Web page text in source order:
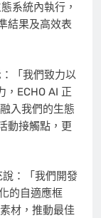
系統內執行，
結果及高效表
「我們致力以
ECHO AI 正
入我們的生態
動接觸點，更
說：「我們開發
的自適應框
材，推動最佳